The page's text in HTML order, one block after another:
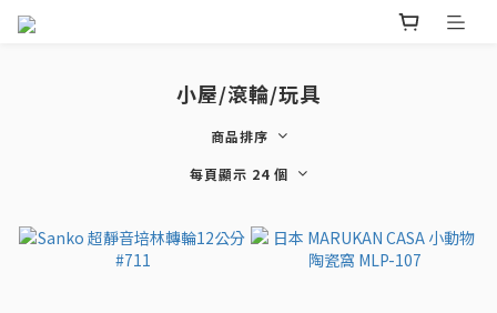
小屋/滾輪/玩具
商品排序
每頁顯示 24 個